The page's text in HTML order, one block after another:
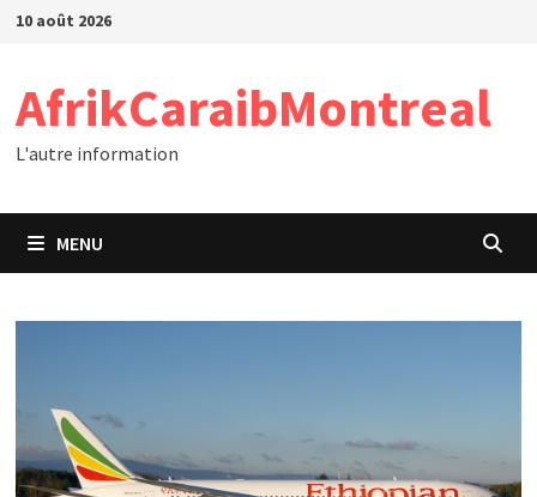
Passer
10 août 2026
AfrikCaraibMontreal
L'autre information
MENU